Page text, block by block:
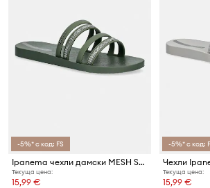
-5%* с код: FS
Ipanema чехли дамски MESH SLIDE I
Текуща цена:
15,99 €
-5%* с код:
Чехли
Текуща цена:
15,99 €